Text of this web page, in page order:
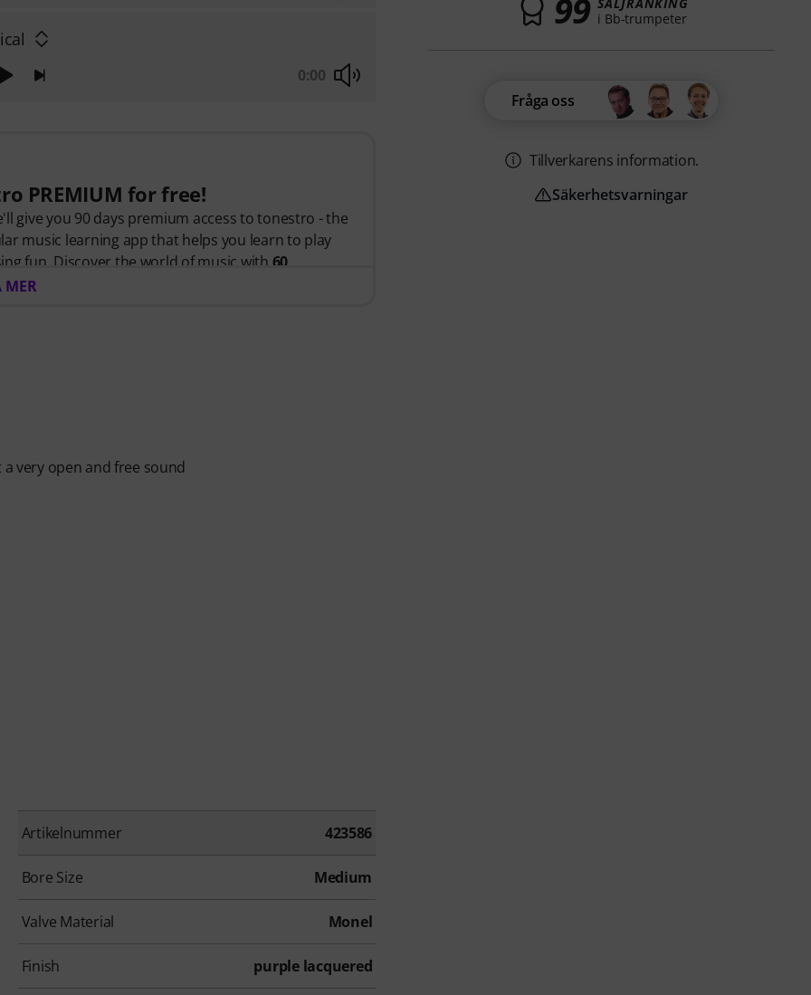
0:00
PREMIUM for free!
give you 90 days premium access to tonestro - the
music learning app that helps you learn to play
fun. Discover the world of music with 60
, over
MER
very open and free sound
Artikelnummer 423586
Bore Size Medium
Valve Material Monel
Finish purple lacquered
99 i Bb-trumpeter
Fråga oss
Tillverkarens information.
Säkerhetsvarningar